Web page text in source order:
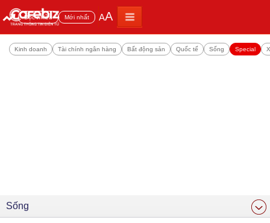
Đọc nhiều Mới nhất AA
Kinh doanh Tài chính ngân hàng Bất động sản Quốc tế Sống Special
Sống